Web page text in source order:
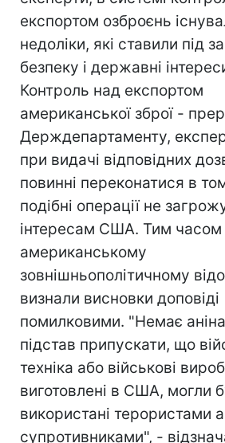
експортом озброєнь
недоліки, які ставили під
безпеку і державні
Контроль над експортом
американської зброї -
Держдепартаменту,
при видачі відповідних
повинні переконатися в
подібні операції не
інтересам США. Тим часом
американському
зовнішньополітичному
визнали висновки доповіді
помилковими. "Немає
підстав припускати, що
техніка або військові
виготовлені в США, могли
використані терористами
супротивниками", -